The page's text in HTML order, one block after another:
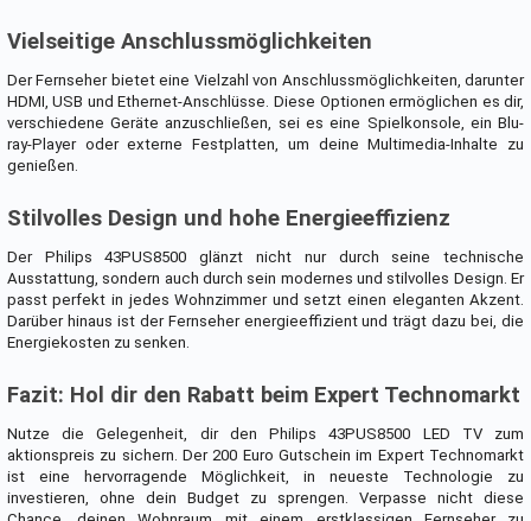
Vielseitige Anschlussmöglichkeiten
Der Fernseher bietet eine Vielzahl von Anschlussmöglichkeiten, darunter
HDMI, USB und Ethernet-Anschlüsse. Diese Optionen ermöglichen es dir,
verschiedene Geräte anzuschließen, sei es eine Spielkonsole, ein Blu-
ray-Player oder externe Festplatten, um deine Multimedia-Inhalte zu
genießen.
Stilvolles Design und hohe Energieeffizienz
Der Philips 43PUS8500 glänzt nicht nur durch seine technische
Ausstattung, sondern auch durch sein modernes und stilvolles Design. Er
passt perfekt in jedes Wohnzimmer und setzt einen eleganten Akzent.
Darüber hinaus ist der Fernseher energieeffizient und trägt dazu bei, die
Energiekosten zu senken.
Fazit: Hol dir den Rabatt beim Expert Technomarkt
Nutze die Gelegenheit, dir den Philips 43PUS8500 LED TV zum
aktionspreis zu sichern. Der 200 Euro Gutschein im Expert Technomarkt
ist eine hervorragende Möglichkeit, in neueste Technologie zu
investieren, ohne dein Budget zu sprengen. Verpasse nicht diese